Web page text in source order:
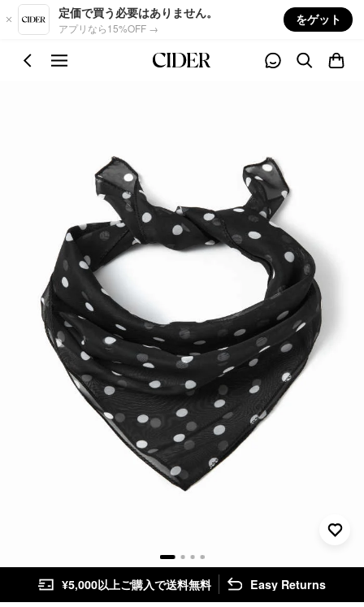
Skip to main content
定価で買う必要はありません。
アプリなら15%OFF →
をゲット
¥5,000以上ご購入で送料無料 Easy Returns